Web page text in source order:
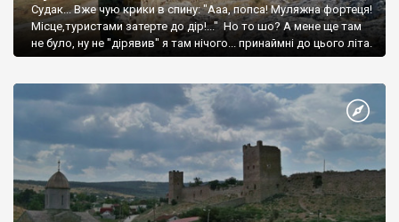
Судак... Вже чую крики в спину: "Ааа, попса! Муляжна фортеця!
Місце,туристами затерте до дір!..." Но то шо? А мене ще там
не було, ну не "дірявив" я там нічого... принаймні до цього літа.